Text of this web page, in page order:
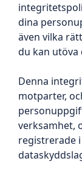
dina
även vilka
du kan utöva
Denna
motparter,
verksamhet,
registrerade